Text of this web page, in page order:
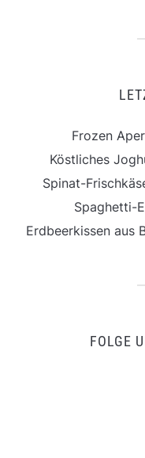
Frozen
Köstliches
Spinat-
Spaghetti-
Erdbeerkissen aus
FOLGE